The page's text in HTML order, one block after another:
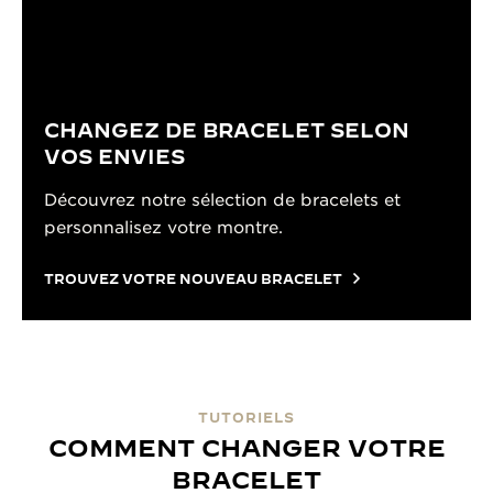
CHANGEZ DE BRACELET SELON
VOS ENVIES
Découvrez notre sélection de bracelets et
personnalisez votre montre.
TROUVEZ VOTRE NOUVEAU BRACELET
TUTORIELS
COMMENT CHANGER VOTRE
BRACELET